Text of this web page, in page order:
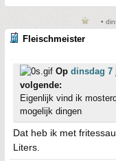
•
Fleischmeister
Op dinsdag 7
volgende:
Eigenlijk vind ik
mogelijk dingen
Dat heb ik met
Liters.